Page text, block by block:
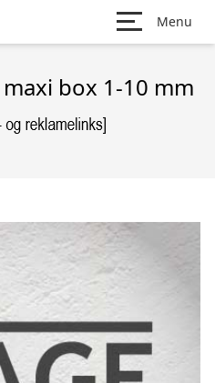
Menu
box 1-10 mm